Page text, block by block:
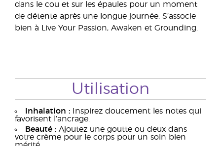
dans le cou et sur les épaules pour un moment
de détente après une longue journée. S’associe
bien à Live Your Passion, Awaken et Grounding.
Utilisation
Inhalation : Inspirez doucement les notes qui
favorisent l’ancrage.
Beauté : Ajoutez une goutte ou deux dans
votre crème pour le corps pour un soin bien